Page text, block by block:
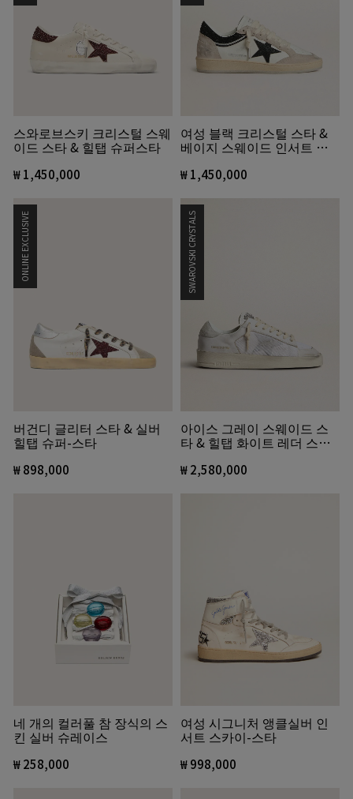
스와로브스키 크리스털 스웨
이드 스타 & 힐탭 슈퍼스타
₩ 1,450,000
여성 블랙 크리스털 스타 &
베이지 스웨이드 인서트 나
₩ 1,450,000
ONLINE EXCLUSIVE
버건디 글리터 스타 & 실버
힐탭 슈퍼-스타
₩ 898,000
SWAROVSKI CRYSTALS
아이스 그레이 스웨이드 스
타 & 힐탭 화이트 레더 스타
₩ 2,580,000
네 개의 컬러풀 참 장식의 스
킨 실버 슈레이스
₩ 258,000
여성 시그니처 앵클실버 인
서트 스카이-스타
₩ 998,000